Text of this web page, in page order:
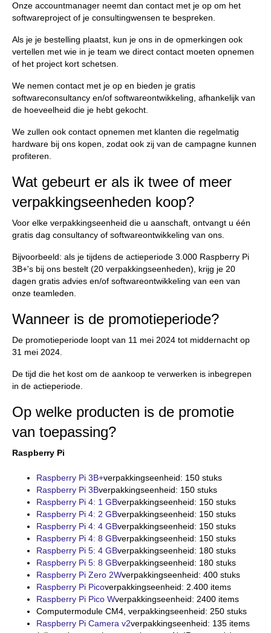
Onze accountmanager neemt dan contact met je op om het
softwareproject of je consultingwensen te bespreken.
Als je je bestelling plaatst, kun je ons in de opmerkingen ook
vertellen met wie in je team we direct contact moeten opnemen
of het project kort schetsen.
We nemen contact met je op en bieden je gratis
softwareconsultancy en/of softwareontwikkeling, afhankelijk van
de hoeveelheid die je hebt gekocht.
We zullen ook contact opnemen met klanten die regelmatig
hardware bij ons kopen, zodat ook zij van de campagne kunnen
profiteren.
Wat gebeurt er als ik twee of meer
verpakkingseenheden koop?
Voor elke verpakkingseenheid die u aanschaft, ontvangt u één
gratis dag consultancy of softwareontwikkeling van ons.
Bijvoorbeeld: als je tijdens de actieperiode 3.000 Raspberry Pi
3B+'s bij ons bestelt (20 verpakkingseenheden), krijg je 20
dagen gratis advies en/of softwareontwikkeling van een van
onze teamleden.
Wanneer is de promotieperiode?
De promotieperiode loopt van 11 mei 2024 tot middernacht op
31 mei 2024.
De tijd die het kost om de aankoop te verwerken is inbegrepen
in de actieperiode.
Op welke producten is de promotie
van toepassing?
Raspberry Pi
Raspberry Pi 3B+verpakkingseenheid: 150 stuks
Raspberry Pi 3Bverpakkingseenheid: 150 stuks
Raspberry Pi 4: 1 GBverpakkingseenheid: 150 stuks
Raspberry Pi 4: 2 GBverpakkingseenheid: 150 stuks
Raspberry Pi 4: 4 GBverpakkingseenheid: 150 stuks
Raspberry Pi 4: 8 GBverpakkingseenheid: 150 stuks
Raspberry Pi 5: 4 GBverpakkingseenheid: 180 stuks
Raspberry Pi 5: 8 GBverpakkingseenheid: 180 stuks
Raspberry Pi Zero 2Wverpakkingseenheid: 400 stuks
Raspberry Pi Picoverpakkingseenheid: 2.400 items
Raspberry Pi Pico Wverpakkingseenheid: 2400 items
Computermodule CM4, verpakkingseenheid: 250 stuks
Raspberry Pi Camera v2verpakkingseenheid: 135 items